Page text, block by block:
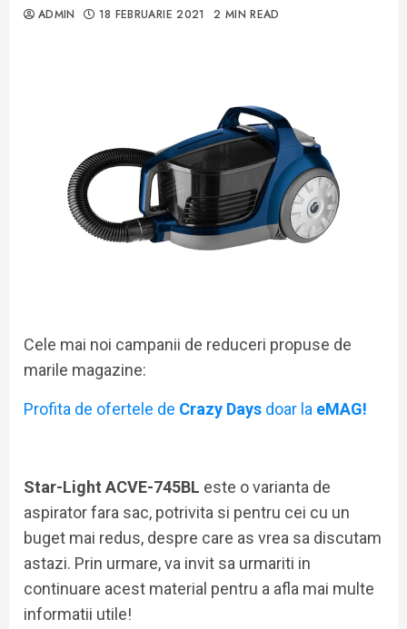
ADMIN 18 FEBRUARIE 2021 2 MIN READ
Cele mai noi campanii de reduceri propuse de
marile magazine:
Profita de ofertele de Crazy Days doar la eMAG!
Star-Light ACVE-745BL este o varianta de
aspirator fara sac, potrivita si pentru cei cu un
buget mai redus, despre care as vrea sa discutam
astazi. Prin urmare, va invit sa urmariti in
continuare acest material pentru a afla mai multe
informatii utile!